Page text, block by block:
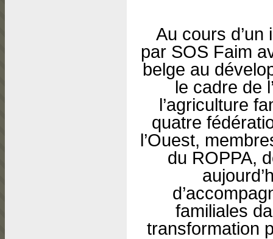
Au cours
par SOS Faim
belge au
le cadre de
l’agriculture
quatre
l’Ouest,
du ROPPA,
familiales
transformation